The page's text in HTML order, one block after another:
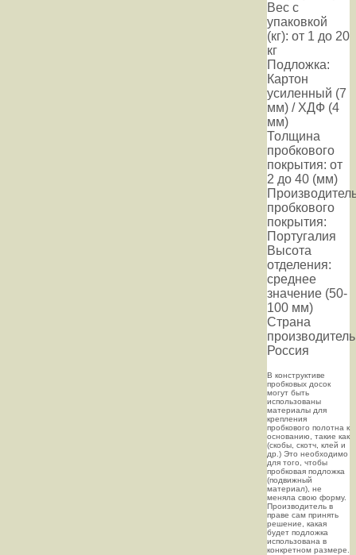
Вес с
упаковкой
(кг): от 1 до 20
кг
Подложка:
Картон
усиленный (7
мм) / ХДФ (4
мм)
Толщина
пробкового
покрытия: от
2 до 40 (мм)
пробкового
покрытия:
Португалия
Высота
отделения:
среднее
значение (50-
100 мм)
Страна
Россия
В конструктиве
пробковых досок
могут быть
использованы
материалы для
крепления
пробкового полотна к
основанию, такие как
(скобы, скотч, клей и
др.) Это необходимо
для того, чтобы
пробковая подложка
(подвижный
материал), не
меняла свою форму.
Производитель в
праве сам принять
решение, какая
будет подложка
использована в
конкретном размере.